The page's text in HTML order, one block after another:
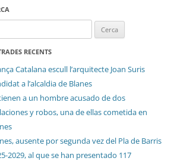
RECENTS
Catalana escull l’arquitecte Joan Suris
a l’alcaldia de Blanes
a un hombre acusado de dos
y robos, una de ellas cometida en
ausente por segunda vez del Pla de Barris
2029, al que se han presentado 117